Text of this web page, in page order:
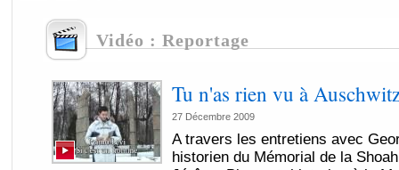
Vidéo : Reportage
Tu n'as rien vu à
27 Décembre 2009
A travers les entretiens avec
historien du Mémorial de la